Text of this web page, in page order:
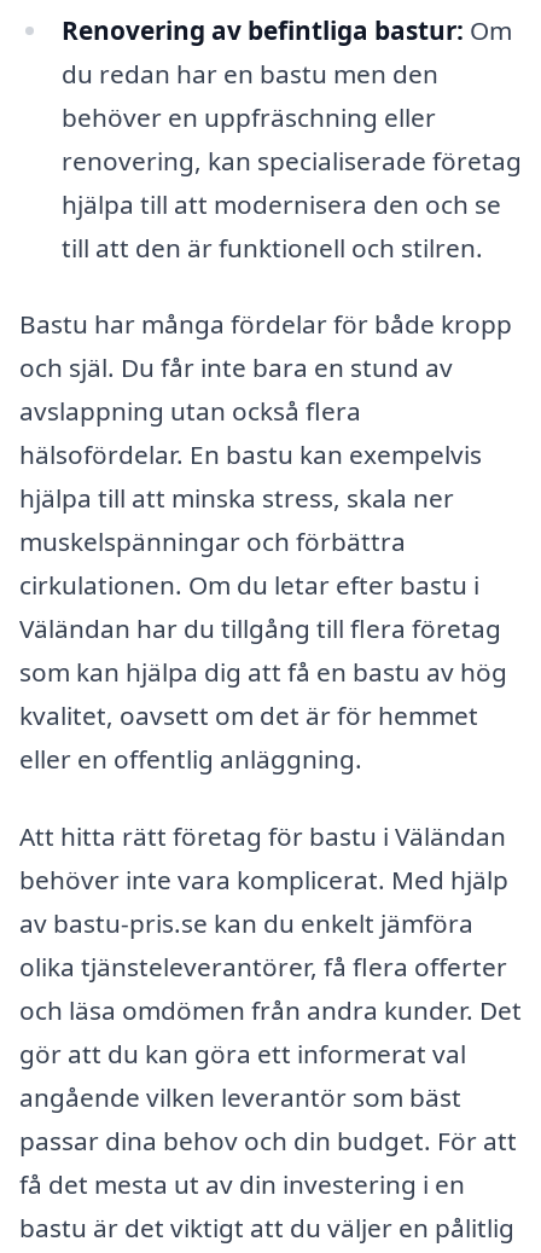
Renovering av befintliga bastur: Om
du redan har en bastu men den
behöver en uppfräschning eller
renovering, kan specialiserade företag
hjälpa till att modernisera den och se
till att den är funktionell och stilren.
Bastu har många fördelar för både kropp
och själ. Du får inte bara en stund av
avslappning utan också flera
hälsofördelar. En bastu kan exempelvis
hjälpa till att minska stress, skala ner
muskelspänningar och förbättra
cirkulationen. Om du letar efter bastu i
Väländan har du tillgång till flera företag
som kan hjälpa dig att få en bastu av hög
kvalitet, oavsett om det är för hemmet
eller en offentlig anläggning.
Att hitta rätt företag för bastu i Väländan
behöver inte vara komplicerat. Med hjälp
av bastu-pris.se kan du enkelt jämföra
olika tjänsteleverantörer, få flera offerter
och läsa omdömen från andra kunder. Det
gör att du kan göra ett informerat val
angående vilken leverantör som bäst
passar dina behov och din budget. För att
få det mesta ut av din investering i en
bastu är det viktigt att du väljer en pålitlig